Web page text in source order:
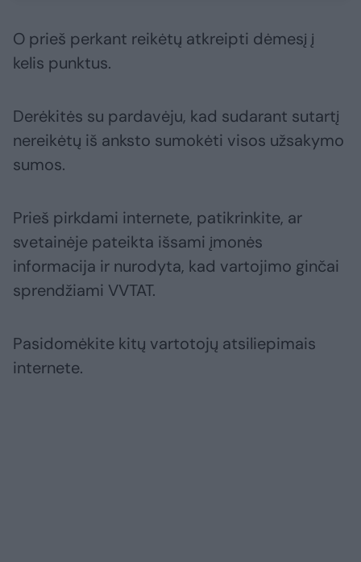
O prieš perkant reikėtų atkreipti dėmesį į
kelis punktus.
Derėkitės su pardavėju, kad sudarant sutartį
nereikėtų iš anksto sumokėti visos užsakymo
sumos.
Prieš pirkdami internete, patikrinkite, ar
svetainėje pateikta išsami įmonės
informacija ir nurodyta, kad vartojimo ginčai
sprendžiami VVTAT.
Pasidomėkite kitų vartotojų atsiliepimais
internete.